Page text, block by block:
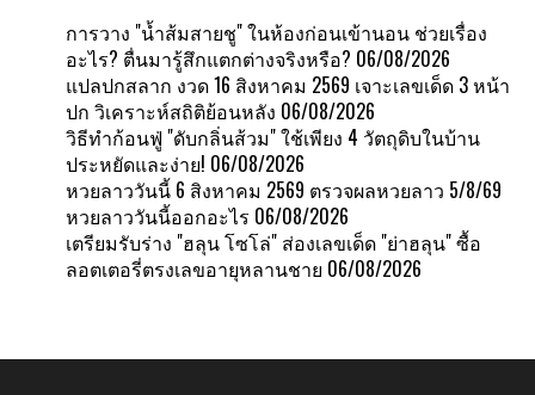
การวาง "น้ำส้มสายชู" ในห้องก่อนเข้านอน ช่วยเรื่อง
อะไร? ตื่นมารู้สึกแตกต่างจริงหรือ? 06/08/2026
แปลปกสลาก งวด 16 สิงหาคม 2569 เจาะเลขเด็ด 3 หน้า
ปก วิเคราะห์สถิติย้อนหลัง 06/08/2026
วิธีทำก้อนฟู่ "ดับกลิ่นส้วม" ใช้เพียง 4 วัตถุดิบในบ้าน
ประหยัดและง่าย! 06/08/2026
หวยลาววันนี้ 6 สิงหาคม 2569 ตรวจผลหวยลาว 5/8/69
หวยลาววันนี้ออกอะไร 06/08/2026
เตรียมรับร่าง "ฮลุน โซโล่" ส่องเลขเด็ด "ย่าฮลุน" ซื้อ
ลอตเตอรี่ตรงเลขอายุหลานชาย 06/08/2026